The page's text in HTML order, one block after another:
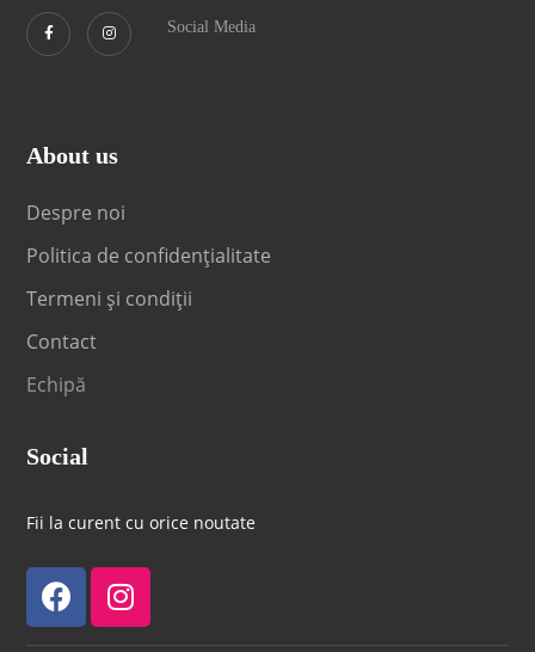
Social Media
About us
Despre noi
Politica de confidențialitate
Termeni și condiții
Contact
Echipă
Social
Fii la curent cu orice noutate